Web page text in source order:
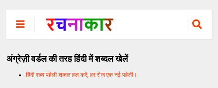
अंग्रेज़ी वर्डल की तरह हिंदी में शब्दल खेलें
हिंदी शब्द पहेली शब्दल हल करें, हर रोज एक नई पहेली।